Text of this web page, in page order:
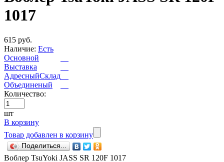
1017
615 руб.
Наличие: Есть
Основной
Выставка
АдресныйСклад
Объединеный
Количество:
шт
В корзину
Товар добавлен в корзину
Поделиться...
Воблер TsuYoki JASS SR 120F 1017